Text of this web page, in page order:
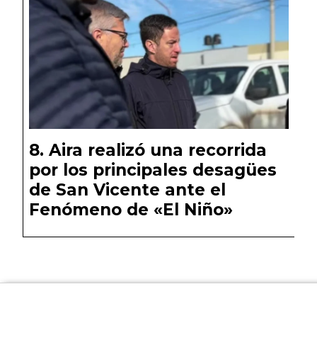
Aira realizó una recorrida
por los principales desagües
de San Vicente ante el
Fenómeno de «El Niño»